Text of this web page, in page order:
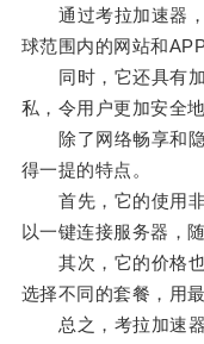
通过考拉加速器，
球范围内的网站和
同时，它还具有加
私，令用户更加安全地
除了网络畅享和隐
得一提的特点。
首先，它的使用非
以一键连接服务器，
其次，它的价格也
选择不同的套餐，用
总之，考拉加速器